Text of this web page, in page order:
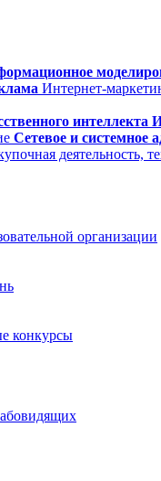
Интернет-
интеллекта
Сетевое и системное
деятельность,
организации
конкурсы